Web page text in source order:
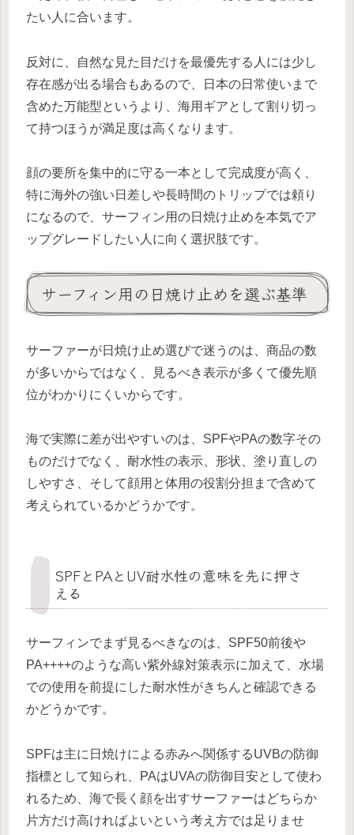
たい人に合います。
反対に、自然な見た目だけを最優先する人には少し
存在感が出る場合もあるので、日本の日常使いまで
含めた万能型というより、海用ギアとして割り切っ
て持つほうが満足度は高くなります。
顔の要所を集中的に守る一本として完成度が高く、
特に海外の強い日差しや長時間のトリップでは頼り
になるので、サーフィン用の日焼け止めを本気でア
ップグレードしたい人に向く選択肢です。
サーフィン用の日焼け止めを選ぶ基準
サーファーが日焼け止め選びで迷うのは、商品の数
が多いからではなく、見るべき表示が多くて優先順
位がわかりにくいからです。
海で実際に差が出やすいのは、SPFやPAの数字その
ものだけでなく、耐水性の表示、形状、塗り直しの
しやすさ、そして顔用と体用の役割分担まで含めて
考えられているかどうかです。
SPFとPAとUV耐水性の意味を先に押さ
える
サーフィンでまず見るべきなのは、SPF50前後や
PA++++のような高い紫外線対策表示に加えて、水場
での使用を前提にした耐水性がきちんと確認できる
かどうかです。
SPFは主に日焼けによる赤みへ関係するUVBの防御
指標として知られ、PAはUVAの防御目安として使わ
れるため、海で長く顔を出すサーファーはどちらか
片方だけ高ければよいという考え方では足りませ